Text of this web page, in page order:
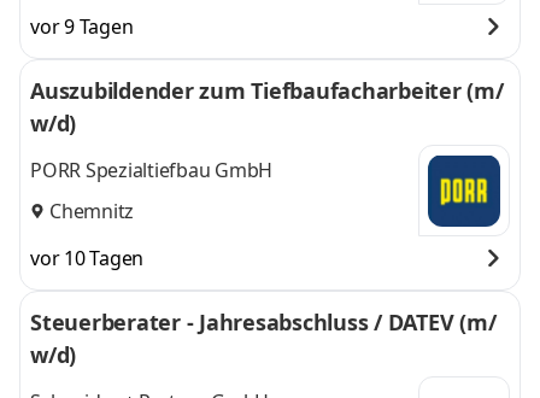
vor 9 Tagen
Auszubildender zum Tiefbaufacharbeiter (m/
w/d)
PORR Spezialtiefbau GmbH
Chemnitz
vor 10 Tagen
Steuerberater - Jahresabschluss / DATEV (m/
w/d)